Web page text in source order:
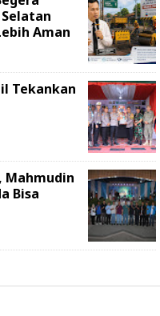
Aman
Tekankan
Mahmudin
Bisa